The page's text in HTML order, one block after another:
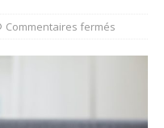
Commentaires fermés